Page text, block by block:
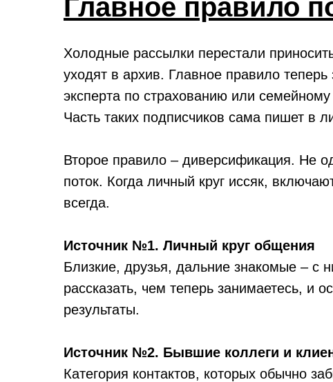
Главное правило
Холодные рассылки перестали
уходят в архив. Главное правило
эксперта по страхованию или
Часть таких подписчиков сама пишет в
Второе правило – диверсификация. Не
поток. Когда личный круг иссяк,
всегда.
Источник №1. Личный круг общения
Близкие, друзья, дальние знакомые – с
рассказать, чем теперь занимаетесь, и
результаты.
Источник №2. Бывшие коллеги и
Категория контактов, которых обычно